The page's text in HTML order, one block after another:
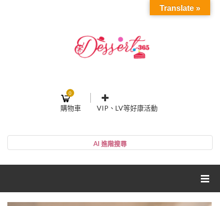
0
購物車 VIP、LV等好康活動
帳號
網紅媽咪蛋糕心得分享
Translate »